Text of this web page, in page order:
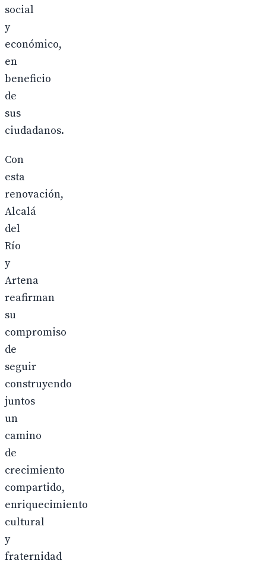
social
y
económico,
en
beneficio
de
sus
ciudadanos.
Con
esta
renovación,
Alcalá
del
Río
y
Artena
reafirman
su
compromiso
de
seguir
construyendo
juntos
un
camino
de
crecimiento
compartido,
enriquecimiento
cultural
y
fraternidad